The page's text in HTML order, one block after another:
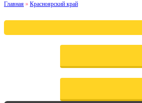
Главная » Красноярский край